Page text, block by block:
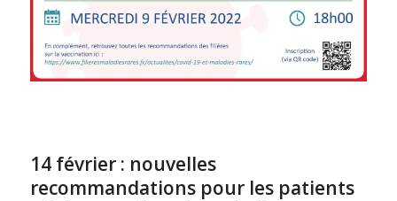
14 février : nouvelles
recommandations pour les patients